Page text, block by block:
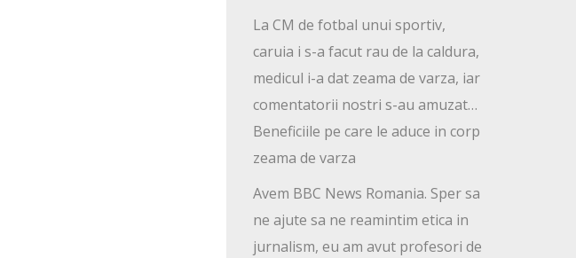
La CM de fotbal unui sportiv,
caruia i s-a facut rau de la caldura,
medicul i-a dat zeama de varza, iar
comentatorii nostri s-au amuzat…
Beneficiile pe care le aduce in corp
zeama de varza
Avem BBC News Romania. Sper sa
ne ajute sa ne reamintim etica in
jurnalism, eu am avut profesori de